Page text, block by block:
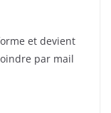
et devient
par mail